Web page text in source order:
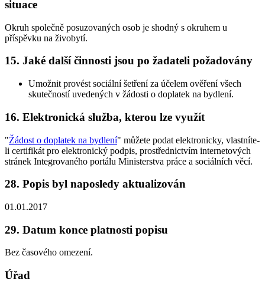
situace
Okruh společně posuzovaných osob je shodný s okruhem u
příspěvku na živobytí.
15. Jaké další činnosti jsou po žadateli požadovány
Umožnit provést sociální šetření za účelem ověření všech
skutečností uvedených v žádosti o doplatek na bydlení.
16. Elektronická služba, kterou lze využít
"Žádost o doplatek na bydlení" můžete podat elektronicky, vlastníte-
li certifikát pro elektronický podpis, prostřednictvím internetových
stránek Integrovaného portálu Ministerstva práce a sociálních věcí.
28. Popis byl naposledy aktualizován
01.01.2017
29. Datum konce platnosti popisu
Bez časového omezení.
Úřad